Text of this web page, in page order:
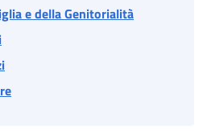
e della Genitorialità